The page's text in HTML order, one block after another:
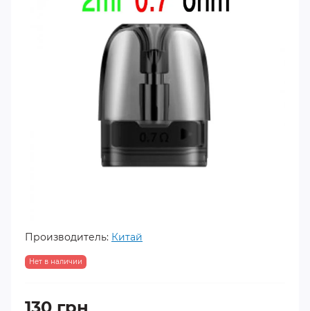
Производитель: Китай
Нет в наличии